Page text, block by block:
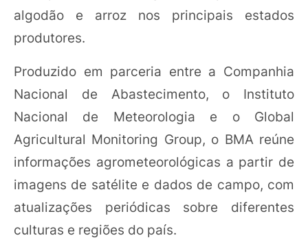
algodão e arroz nos principais estados
produtores.
Produzido em parceria entre a Companhia
Nacional de Abastecimento, o Instituto
Nacional de Meteorologia e o Global
Agricultural Monitoring Group, o BMA reúne
informações agrometeorológicas a partir de
imagens de satélite e dados de campo, com
atualizações periódicas sobre diferentes
culturas e regiões do país.